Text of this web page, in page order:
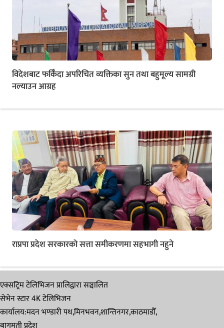
विदेशबाट फर्किँदा अपरिचित व्यक्तिका सुन तथा बहुमूल्य सामग्री
नल्याउन आग्रह
राप्रपा प्रदेश सरकारको सत्ता समीकरणमा सहभागी नहुने
एक्सट्रिम टेलिभिजन प्रालिद्वारा सञ्चालित
सेभेन स्टार 4K टेलिभिजन
कार्यालय:मदन भण्डारी पथ,मिनभवन,शान्तिनगर,काठमाडौँ,